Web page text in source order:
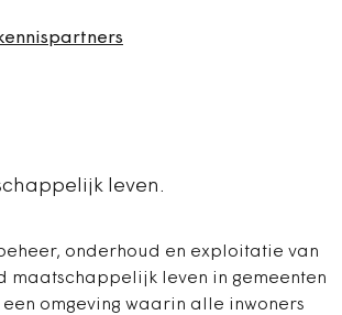
kennispartners
leven.
onderhoud en exploitatie van
maatschappelijk leven in gemeenten
omgeving waarin alle inwoners